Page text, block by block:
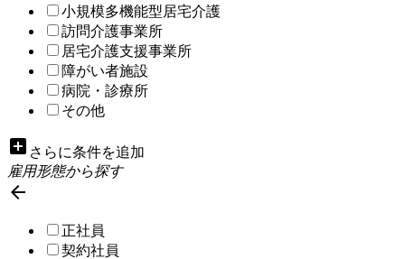
小規模多機能型居宅介護
訪問介護事業所
居宅介護支援事業所
障がい者施設
病院・診療所
その他
add_box さらに条件を追加
雇用形態から探す

正社員
契約社員